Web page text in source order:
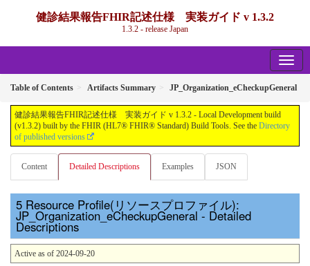
健診結果報告FHIR記述仕様 実装ガイド v 1.3.2
1.3.2 - release Japan
Table of Contents Artifacts Summary JP_Organization_eCheckupGeneral
健診結果報告FHIR記述仕様 実装ガイド v 1.3.2 - Local Development build
(v1.3.2) built by the FHIR (HL7® FHIR® Standard) Build Tools. See the Directory
of published versions
Content Detailed Descriptions Examples JSON
Resource Profile(リソースプロファイル):
JP_Organization_eCheckupGeneral - Detailed
Descriptions
Active as of 2024-09-20